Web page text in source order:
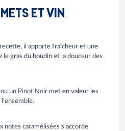
ET VIN
il apporte fraîcheur et une
gras du boudin et la douceur des
un Pinot Noir met en valeur les
notes caramélisées s'accorde